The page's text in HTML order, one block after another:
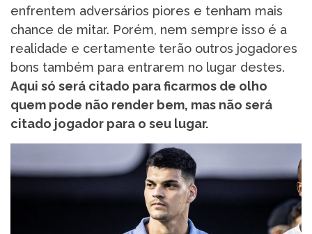
enfrentem adversários piores e tenham mais
chance de mitar. Porém, nem sempre isso é a
realidade e certamente terão outros jogadores
bons também para entrarem no lugar destes.
Aqui só será citado para ficarmos de olho
quem pode não render bem, mas não será
citado jogador para o seu lugar.